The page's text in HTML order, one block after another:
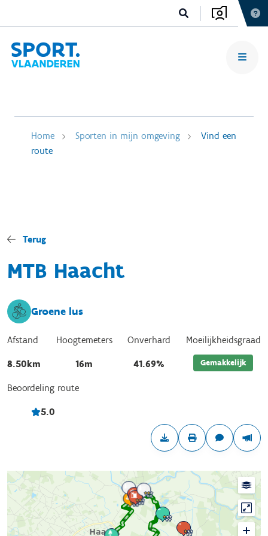
Home Sporten in mijn omgeving
Vind een
route
Terug
MTB Haacht
Groene lus
Afstand
8.50km
Hoogtemeters
16m
Onverhard
41.69%
Moeilijkheidsgraad
Gemakkelijk
Beoordeling route
5.0